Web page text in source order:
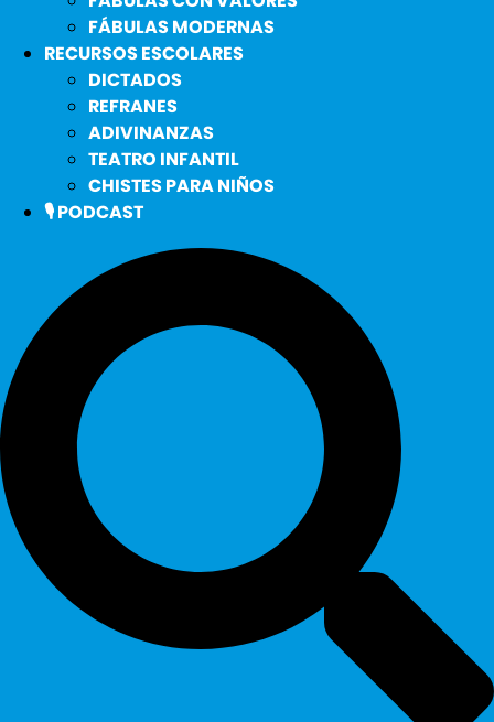
FÁBULAS MODERNAS
RECURSOS ESCOLARES
DICTADOS
REFRANES
ADIVINANZAS
TEATRO INFANTIL
CHISTES PARA NIÑOS
🎙️ PODCAST